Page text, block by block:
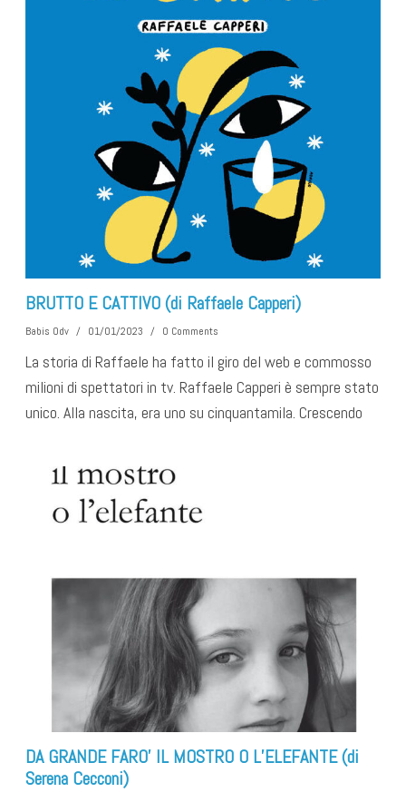
BRUTTO E CATTIVO (di Raffaele Capperi)
Babis Odv / 01/01/2023 / 0 Comments
La storia di Raffaele ha fatto il giro del web e commosso
milioni di spettatori in tv. Raffaele Capperi è sempre stato
unico. Alla nascita, era uno su cinquantamila. Crescendo
DA GRANDE FARO’ IL MOSTRO O L’ELEFANTE (di
Serena Cecconi)